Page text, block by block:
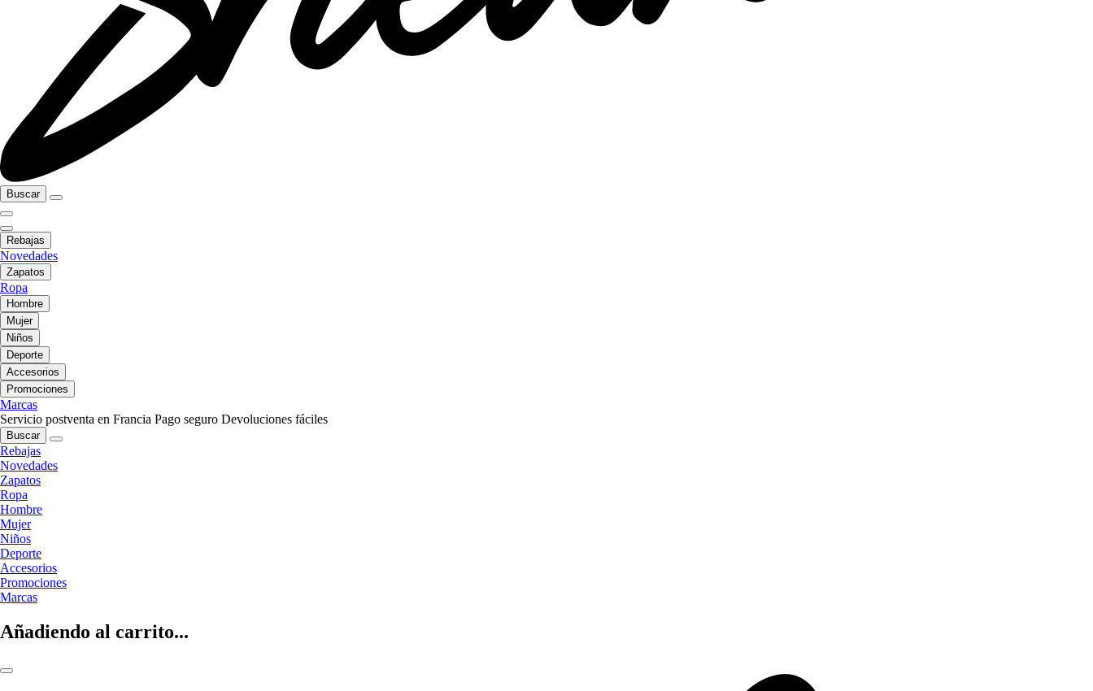
Buscar
Rebajas
Novedades
Zapatos
Ropa
Hombre
Mujer
Niños
Deporte
Accesorios
Promociones
Marcas
Servicio postventa en Francia Pago seguro Devoluciones fáciles
Buscar
Rebajas
Novedades
Zapatos
Ropa
Hombre
Mujer
Niños
Deporte
Accesorios
Promociones
Marcas
Añadiendo al carrito...